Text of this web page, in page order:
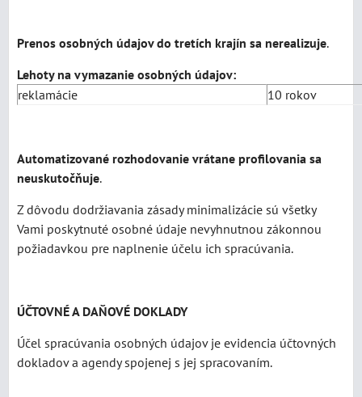
Prenos osobných údajov do tretích krajín sa nerealizuje.
Lehoty na vymazanie osobných údajov:
reklamácie
10 rokov
Automatizované rozhodovanie vrátane profilovania sa
neuskutočňuje.
Z dôvodu dodržiavania zásady minimalizácie sú všetky
Vami poskytnuté osobné údaje nevyhnutnou zákonnou
požiadavkou pre naplnenie účelu ich spracúvania.
ÚČTOVNÉ A DAŇOVÉ DOKLADY
Účel spracúvania osobných údajov je evidencia účtovných
dokladov a agendy spojenej s jej spracovaním.